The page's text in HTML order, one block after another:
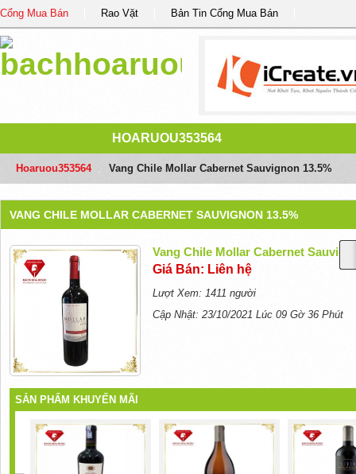
Cổng Mua Bán Rao Vặt Bản Tin Cổng Mua Bán
HOARUOU353564
Hoaruou353564 Vang Chile Mollar Cabernet Sauvignon 13.5%
VANG CHILE MOLLAR CABERNET SAUVIGNON 13.5%
Vang Chile Mollar Cabernet
Giá Bán: Liên hệ
Lượt Xem: 1411 người
Cập Nhật: 23/10/2021 Lúc 09 Gờ 36 Phút
SẢN PHẨM KHUYẾN MÃI